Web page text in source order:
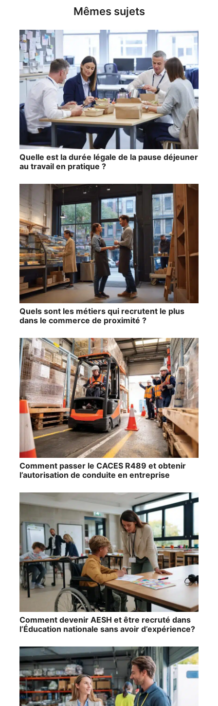
Mêmes sujets
Quelle est la durée légale de la pause déjeuner
au travail en pratique ?
Quels sont les métiers qui recrutent le plus
dans le commerce de proximité ?
Comment passer le CACES R489 et obtenir
l’autorisation de conduite en entreprise
Comment devenir AESH et être recruté dans
l’Éducation nationale sans avoir d’expérience?